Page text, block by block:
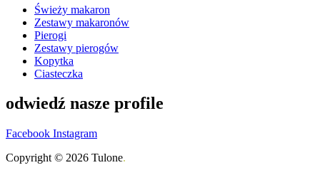
Świeży makaron
Zestawy makaronów
Pierogi
Zestawy pierogów
Kopytka
Ciasteczka
odwiedź nasze profile
Facebook Instagram
Copyright © 2026 Tulone.